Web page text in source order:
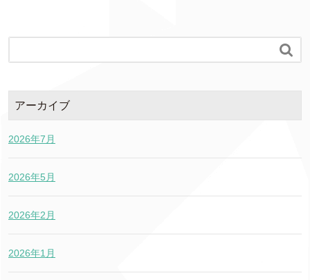

アーカイブ
2026年7月
2026年5月
2026年2月
2026年1月